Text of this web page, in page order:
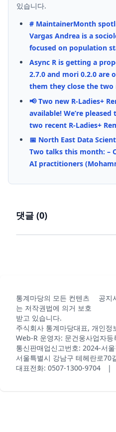
있습니다.
# MaintainerMonth
Vargas Andrea is a
focused on population
Async R is getting a
2.7.0 and mori 0.2.0 are
them they close the
📢 Two new R-Ladies+
available! We’re
two recent R-Ladies+
📅 North East Data
Two talks this month: –
AI practitioners
댓글 (0)
통계마당의 모든 컨텐츠
는 저작권법에 의거 보호
받고 있습니다.
공지
주식회사 통계마당대표, 개인정
Web-R 운영자: 문건웅사업자
통신판매업신고번호: 2024-서
서울특별시 강남구 테헤란로70
대표전화: 0507-1300-9704